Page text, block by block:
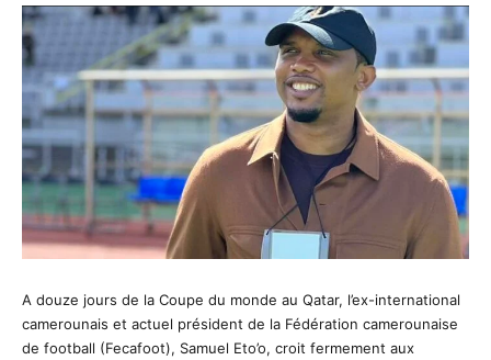
A douze jours de la Coupe du monde au Qatar, l’ex-international
camerounais et actuel président de la Fédération camerounaise
de football (Fecafoot), Samuel Eto’o, croit fermement aux